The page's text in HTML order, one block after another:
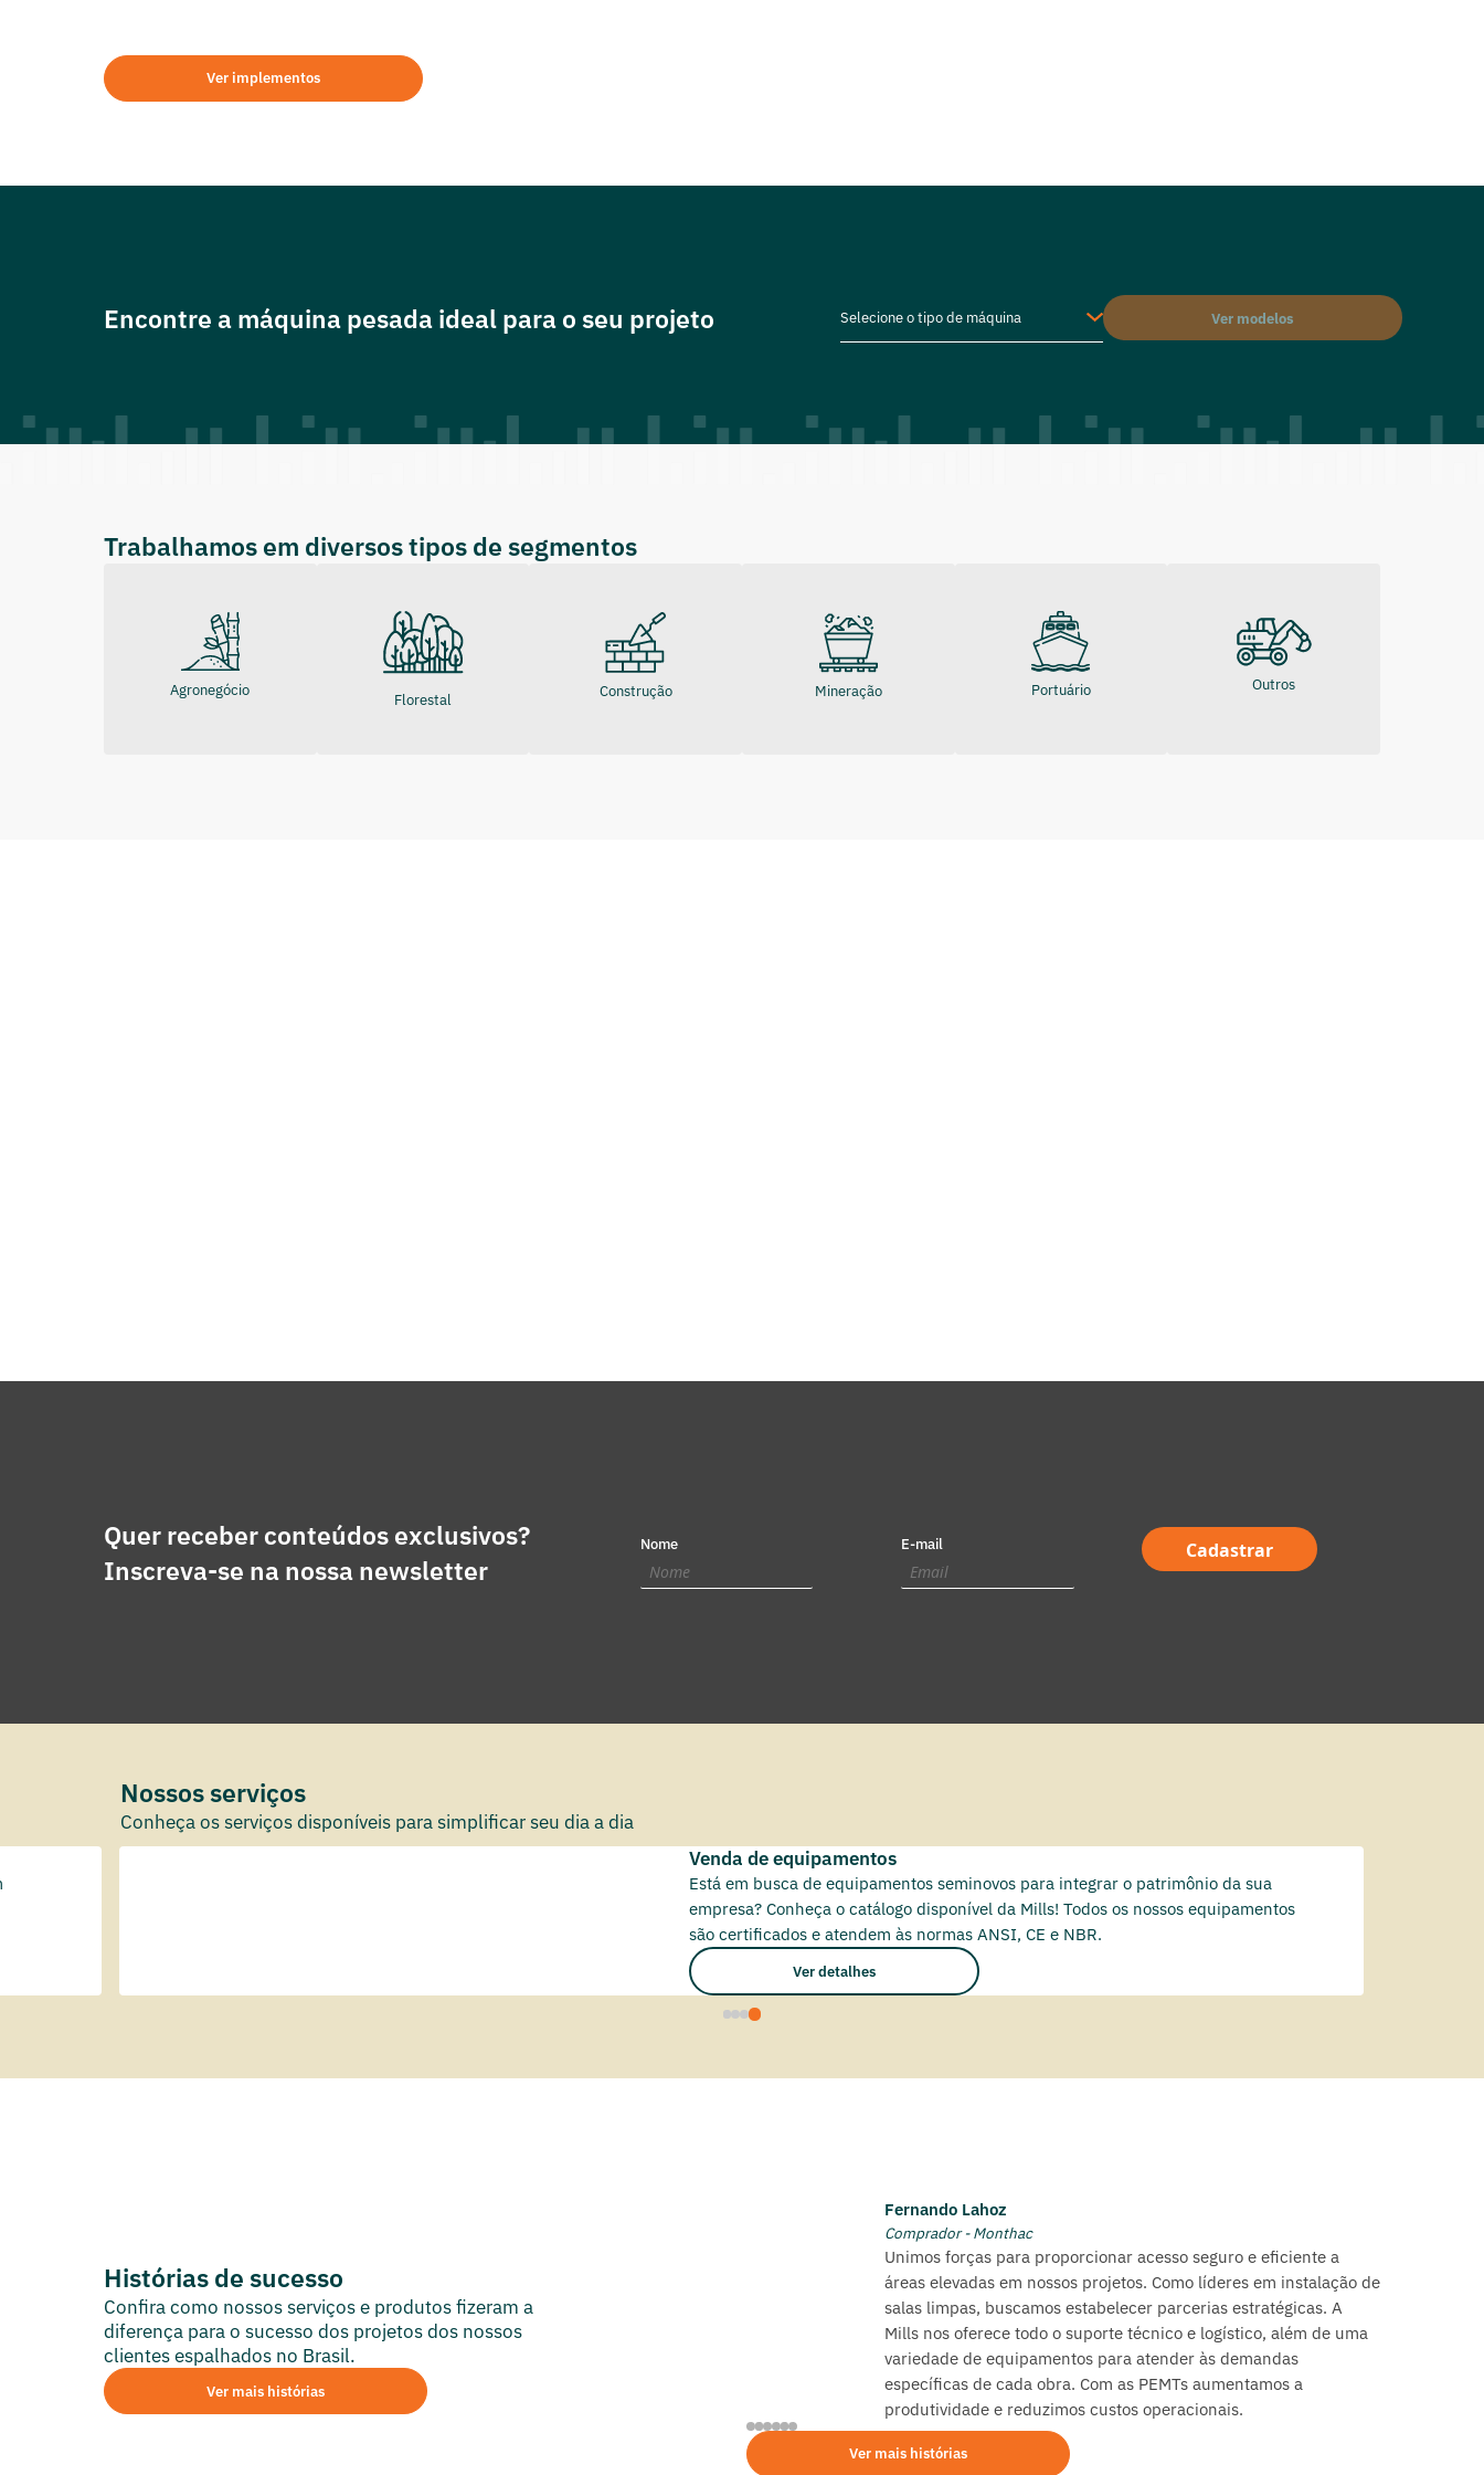
Ver implementos
Encontre a máquina pesada ideal para o seu projeto Selecione o tipo de máquina
Trabalhamos em diversos tipos de segmentos
Agronegócio
Florestal Construção Mineração Portuário Outros
Quer receber conteúdos exclusivos?
Inscreva-se na nossa newsletter
Nome E-mail Cadastrar
Nossos serviços
Conheça os serviços disponíveis para simplificar seu dia a dia
Venda de equipamentos
Está em busca de equipamentos seminovos para integrar o patrimônio da sua
empresa? Conheça o catálogo disponível da Mills! Todos os nossos equipamentos
são certificados e atendem às normas ANSI, CE e NBR.
Ver detalhes
Histórias de sucesso
Confira como nossos serviços e produtos fizeram a
diferença para o sucesso dos projetos dos nossos
clientes espalhados no Brasil.
Ver mais histórias
Sócio da HC Estruturas Metálicas
Vocês são a maior do segmento e possuem os equipamentos que
precisamos. A gente até encontra um ou outro equipamento no
mercado, mas quando é necessário um alcance especifico, já sei
que posso contar com a variedade da frota de vocês.
Fernando Lahoz
Comprador - Monthac
Unimos forças para proporcionar acesso seguro e eficiente a
áreas elevadas em nossos projetos. Como líderes em instalação de
salas limpas, buscamos estabelecer parcerias estratégicas. A
Mills nos oferece todo o suporte técnico e logístico, além de uma
variedade de equipamentos para atender às demandas
específicas de cada obra. Com as PEMTs aumentamos a
produtividade e reduzimos custos operacionais.
Ver mais histórias